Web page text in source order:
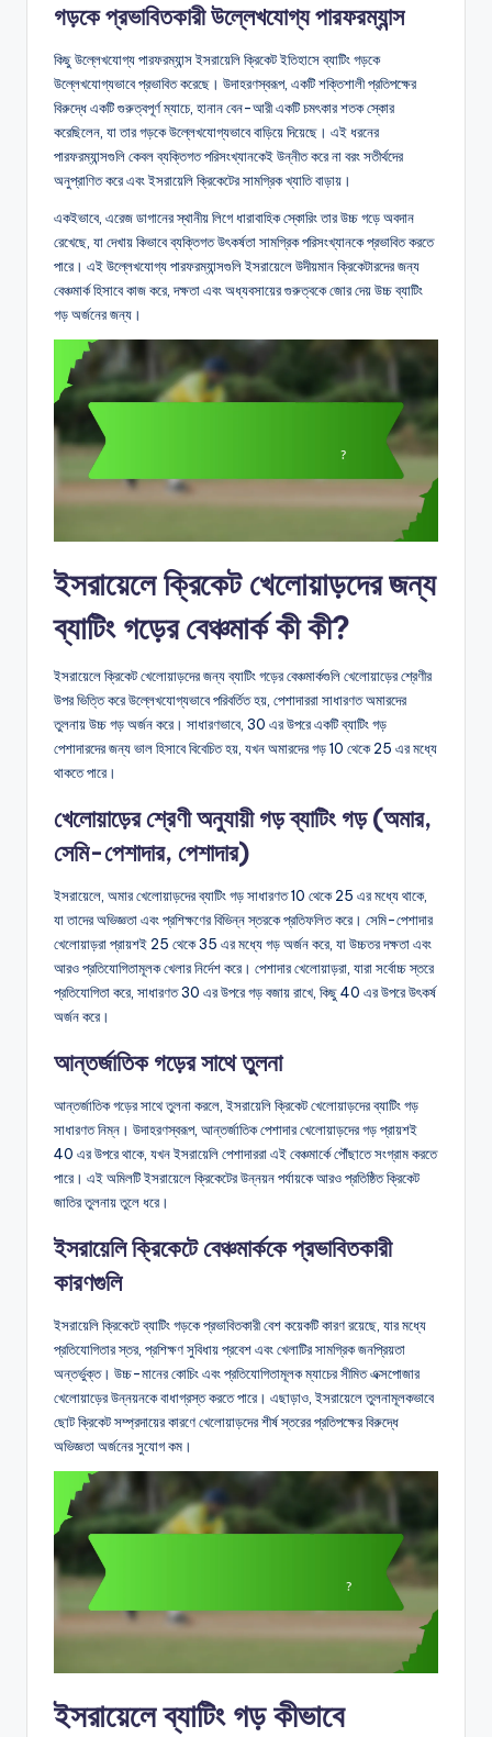
গড়কে প্রভাবিতকারী উল্লেখযোগ্য পারফরম্যান্স
কিছু উল্লেখযোগ্য পারফরম্যান্স ইসরায়েলি ক্রিকেট ইতিহাসে ব্যাটিং গড়কে
উল্লেখযোগ্যভাবে প্রভাবিত করেছে। উদাহরণস্বরূপ, একটি শক্তিশালী প্রতিপক্ষের
বিরুদ্ধে একটি গুরুত্বপূর্ণ ম্যাচে, হানান বেন-আরী একটি চমৎকার শতক স্কোর
করেছিলেন, যা তার গড়কে উল্লেখযোগ্যভাবে বাড়িয়ে দিয়েছে। এই ধরনের
পারফরম্যান্সগুলি কেবল ব্যক্তিগত পরিসংখ্যানকেই উন্নীত করে না বরং সতীর্থদের
অনুপ্রাণিত করে এবং ইসরায়েলি ক্রিকেটের সামগ্রিক খ্যাতি বাড়ায়।
একইভাবে, এরেজ ডাগানের স্থানীয় লিগে ধারাবাহিক স্কোরিং তার উচ্চ গড়ে অবদান
রেখেছে, যা দেখায় কিভাবে ব্যক্তিগত উৎকর্ষতা সামগ্রিক পরিসংখ্যানকে প্রভাবিত করতে
পারে। এই উল্লেখযোগ্য পারফরম্যান্সগুলি ইসরায়েলে উদীয়মান ক্রিকেটারদের জন্য
বেঞ্চমার্ক হিসাবে কাজ করে, দক্ষতা এবং অধ্যবসায়ের গুরুত্বকে জোর দেয় উচ্চ ব্যাটিং
গড় অর্জনের জন্য।
ইসরায়েলে ক্রিকেট খেলোয়াড়দের জন্য
ব্যাটিং গড়ের বেঞ্চমার্ক কী কী?
ইসরায়েলে ক্রিকেট খেলোয়াড়দের জন্য ব্যাটিং গড়ের বেঞ্চমার্কগুলি খেলোয়াড়ের শ্রেণীর
উপর ভিত্তি করে উল্লেখযোগ্যভাবে পরিবর্তিত হয়, পেশাদাররা সাধারণত অমারদের
তুলনায় উচ্চ গড় অর্জন করে। সাধারণভাবে, 30 এর উপরে একটি ব্যাটিং গড়
পেশাদারদের জন্য ভাল হিসাবে বিবেচিত হয়, যখন অমারদের গড় 10 থেকে 25 এর মধ্যে
থাকতে পারে।
খেলোয়াড়ের শ্রেণী অনুযায়ী গড় ব্যাটিং গড় (অমার,
সেমি-পেশাদার, পেশাদার)
ইসরায়েলে, অমার খেলোয়াড়দের ব্যাটিং গড় সাধারণত 10 থেকে 25 এর মধ্যে থাকে,
যা তাদের অভিজ্ঞতা এবং প্রশিক্ষণের বিভিন্ন স্তরকে প্রতিফলিত করে। সেমি-পেশাদার
খেলোয়াড়রা প্রায়শই 25 থেকে 35 এর মধ্যে গড় অর্জন করে, যা উচ্চতর দক্ষতা এবং
আরও প্রতিযোগিতামূলক খেলার নির্দেশ করে। পেশাদার খেলোয়াড়রা, যারা সর্বোচ্চ স্তরে
প্রতিযোগিতা করে, সাধারণত 30 এর উপরে গড় বজায় রাখে, কিছু 40 এর উপরে উৎকর্ষ
অর্জন করে।
আন্তর্জাতিক গড়ের সাথে তুলনা
আন্তর্জাতিক গড়ের সাথে তুলনা করলে, ইসরায়েলি ক্রিকেট খেলোয়াড়দের ব্যাটিং গড়
সাধারণত নিম্ন। উদাহরণস্বরূপ, আন্তর্জাতিক পেশাদার খেলোয়াড়দের গড় প্রায়শই
40 এর উপরে থাকে, যখন ইসরায়েলি পেশাদাররা এই বেঞ্চমার্কে পৌঁছাতে সংগ্রাম করতে
পারে। এই অমিলটি ইসরায়েলে ক্রিকেটের উন্নয়ন পর্যায়কে আরও প্রতিষ্ঠিত ক্রিকেট
জাতির তুলনায় তুলে ধরে।
ইসরায়েলি ক্রিকেটে বেঞ্চমার্ককে প্রভাবিতকারী
কারণগুলি
ইসরায়েলি ক্রিকেটে ব্যাটিং গড়কে প্রভাবিতকারী বেশ কয়েকটি কারণ রয়েছে, যার মধ্যে
প্রতিযোগিতার স্তর, প্রশিক্ষণ সুবিধায় প্রবেশ এবং খেলাটির সামগ্রিক জনপ্রিয়তা
অন্তর্ভুক্ত। উচ্চ-মানের কোচিং এবং প্রতিযোগিতামূলক ম্যাচের সীমিত এক্সপোজার
খেলোয়াড়ের উন্নয়নকে বাধাগ্রস্ত করতে পারে। এছাড়াও, ইসরায়েলে তুলনামূলকভাবে
ছোট ক্রিকেট সম্প্রদায়ের কারণে খেলোয়াড়দের শীর্ষ স্তরের প্রতিপক্ষের বিরুদ্ধে
অভিজ্ঞতা অর্জনের সুযোগ কম।
ইসরায়েলে ব্যাটিং গড় কীভাবে